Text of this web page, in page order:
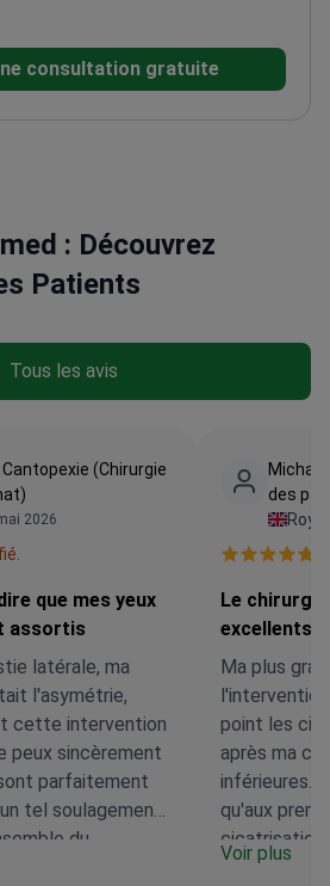
of Dermatology. Le Dr Yeom a
de la Korean Society for Laser
la peau, les traitements au laser
de la Korean Society of
and Laser
une clinique accréditée par
consultation gratuite
: Découvrez
Patients
Tous les avis
Cantopexie (Chirurgie
2026
que mes yeux
assortis
latérale, ma
l'asymétrie,
cette intervention
peux sincèrement
parfaitement
tel soulagement.
du
des soins
Michal
des
Le
excellents
Ma plus
point les
après ma
inférieures.
qu'aux
Voir plus